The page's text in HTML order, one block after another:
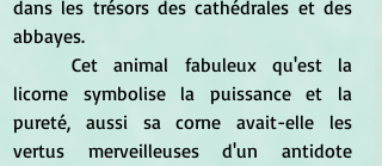
dans les trésors des cathédrales et des
abbayes.
	Cet animal fabuleux qu'est la
licorne symbolise la puissance et la
pureté, aussi sa corne avait-elle les
vertus merveilleuses d'un antidote